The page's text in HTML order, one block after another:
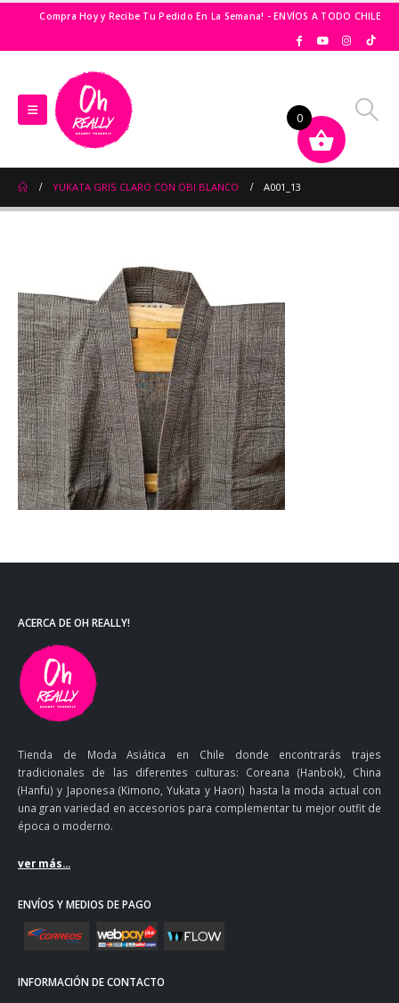
Compra Hoy y Recibe Tu Pedido En La Semana! - ENVÍOS A TODO CHILE
YUKATA GRIS CLARO CON OBI BLANCO A001_13
ACERCA DE OH REALLY!
Tienda de Moda Asiática en Chile donde encontrarás trajes
tradicionales de las diferentes culturas: Coreana (Hanbok), China
(Hanfu) y Japonesa (Kimono, Yukata y Haori) hasta la moda actual con
una gran variedad en accesorios para complementar tu mejor outfit de
época o moderno.
ver más...
ENVÍOS Y MEDIOS DE PAGO
INFORMACIÓN DE CONTACTO
0